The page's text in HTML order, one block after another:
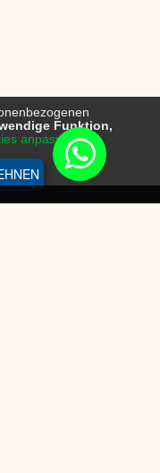
Funktion,
anpassen...